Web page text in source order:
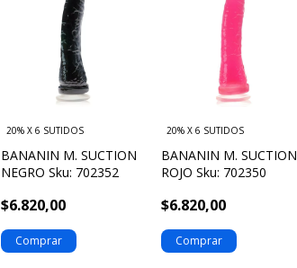
BANANIN M. SUCTION
NEGRO Sku: 702352
$6.820,00
20% X 6 SUTIDOS
BANANIN M. SUCTION
ROJO Sku: 702350
$6.820,00
20% X 6 SUTIDOS